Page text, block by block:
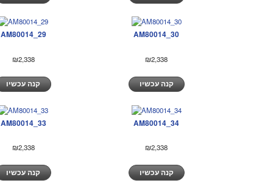
AM80014_29
₪2,338
AM80014_30
₪2,338
קנה עכשיו
AM80014_33
₪2,338
AM80014_34
₪2,338
קנה עכשיו